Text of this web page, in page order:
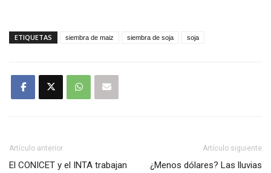
ETIQUETAS siembra de maiz siembra de soja soja
Artículo anterior
El CONICET y el INTA trabajan
Artículo siguiente
¿Menos dólares? Las lluvias